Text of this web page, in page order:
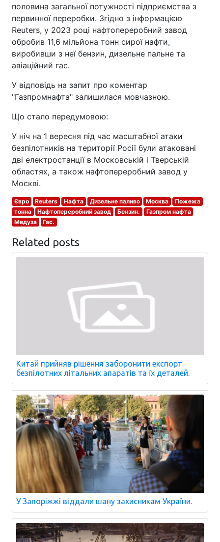
половина загальної потужності підприємства з
первинної переробки. Згідно з інформацією
Reuters, у 2023 році нафтопереробний завод
обробив 11,6 мільйона тонн сирої нафти,
виробивши з неї бензин, дизельне пальне та
авіаційний гас.
У відповідь на запит про коментар
"Газпромнафта" залишилася мовчазною.
Що стало передумовою:
У ніч на 1 вересня під час масштабної атаки
безпілотників на території Росії були атаковані
дві електростанції в Московській і Тверській
областях, а також нафтопереробний завод у
Москві.
Євро Reuters Нафта Дизельне паливо Москва
Пожежа
тонна
Нафтопереробний завод Бензин.
Газпром нафта
Медуза
Гас.
Related posts
Китай прийняв рішення заборонити експорт
безпілотних літальних апаратів та їх деталей.
У Запоріжжі віддали шану захисникам України.